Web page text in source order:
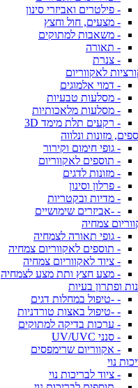
- פילטרים ואביזרי סינון
- מצעים, חול וחצץ
- משאבות למתוקים
- תאורה
- צנרת
לאקווריום
- דמוי אלמוגים
- מסלעות טבעיות
- מסלעות מלאכותיות
- רקעים תלת מימד 3D
מזונות ונלווה
- גופי חימום וקירור
- תוספים לאקווריום
- מזונות לדגים
- פרלון וסינון
- מדיות ובקטריות
- -אביזרים שימושיים
צמחיה
- גופי תאורה לצמחיה
- תוספים לאקווריום צמחיה
- ציוד לאקווריום צמחיה
- מצע חצץ ותת מצע לצמחיה
ופתרון בעיות
- -טיפול במחלות דגים
- -טיפול באצות טורדניות
- ערכות בדיקה למתוקים
- סנני UV/UVC
- אקווריום שרימפסים
נוי
- ציוד לבריכות נוי